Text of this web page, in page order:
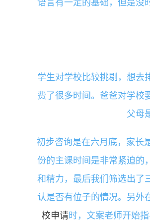
学生对学校比较挑剔，想去
费了很多时间。爸爸对学校
父母
初步咨询是在六月底，家长
份的主课时间是非常紧迫的
和精力，最后我们筛选出了
认是否有位子的情况。另外
校申请时，文案老师开始